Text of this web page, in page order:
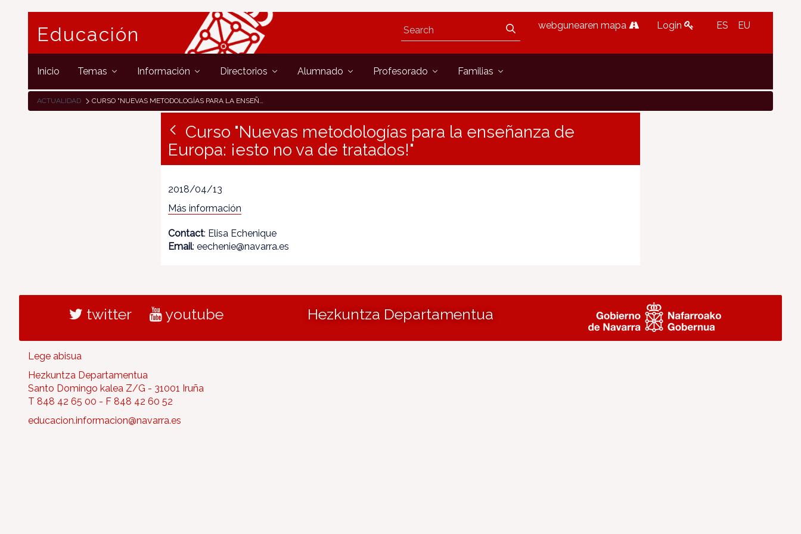
Educación webgunearen mapa Login ES EU
Inicio Temas Información Directorios Alumnado Profesorado Familias
ACTUALIDAD CURSO "NUEVAS METODOLOGÍAS PARA LA ENSEÑANZA DE EUROPA: ¡ESTO NO VA DE TRATADOS!"
Curso "Nuevas metodologías para la enseñanza de
Europa: ¡esto no va de tratados!"
2018/04/13
Más información
Contact: Elisa Echenique
Email: eechenie@navarra.es
twitter youtube Hezkuntza Departamentua
Lege abisua
Hezkuntza Departamentua
Santo Domingo kalea Z/G - 31001 Iruña
T 848 42 65 00 - F 848 42 60 52
educacion.informacion@navarra.es